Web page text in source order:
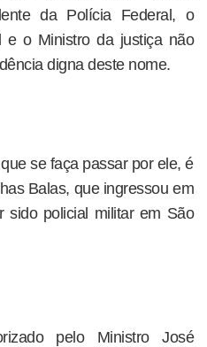
da Polícia Federal, o
e o Ministro da justiça não
digna deste nome.
se faça passar por ele, é
Balas, que ingressou em
sido policial militar em São
pelo Ministro José